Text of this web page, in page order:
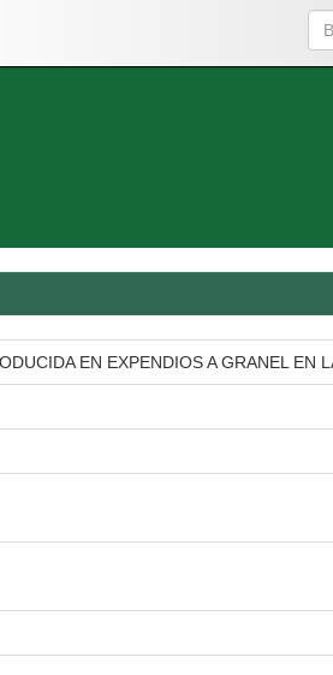
EN EXPENDIOS A GRANEL EN